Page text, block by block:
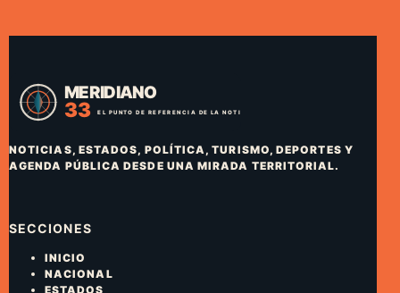
NOTICIAS, ESTADOS, POLÍTICA, TURISMO, DEPORTES Y
AGENDA PÚBLICA DESDE UNA MIRADA TERRITORIAL.
SECCIONES
INICIO
NACIONAL
ESTADOS